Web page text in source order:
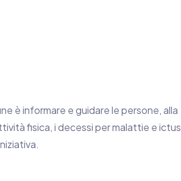
è informare e guidare le persone, alla
fisica, i decessi per malattie e ictus